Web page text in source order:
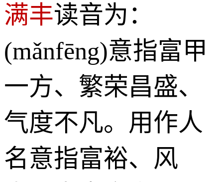
满丰读音为：
(mǎnfēng)意指富甲
一方、繁荣昌盛、
气度不凡。用作人
名意指富裕、风